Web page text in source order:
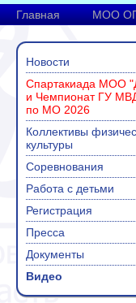
Главная МОО
Новости
Спартакиада МОО
и Чемпионат ГУ
по МО 2026
Коллективы
культуры
Соревнования
Работа с детьми
Регистрация
Пресса
Документы
Видео